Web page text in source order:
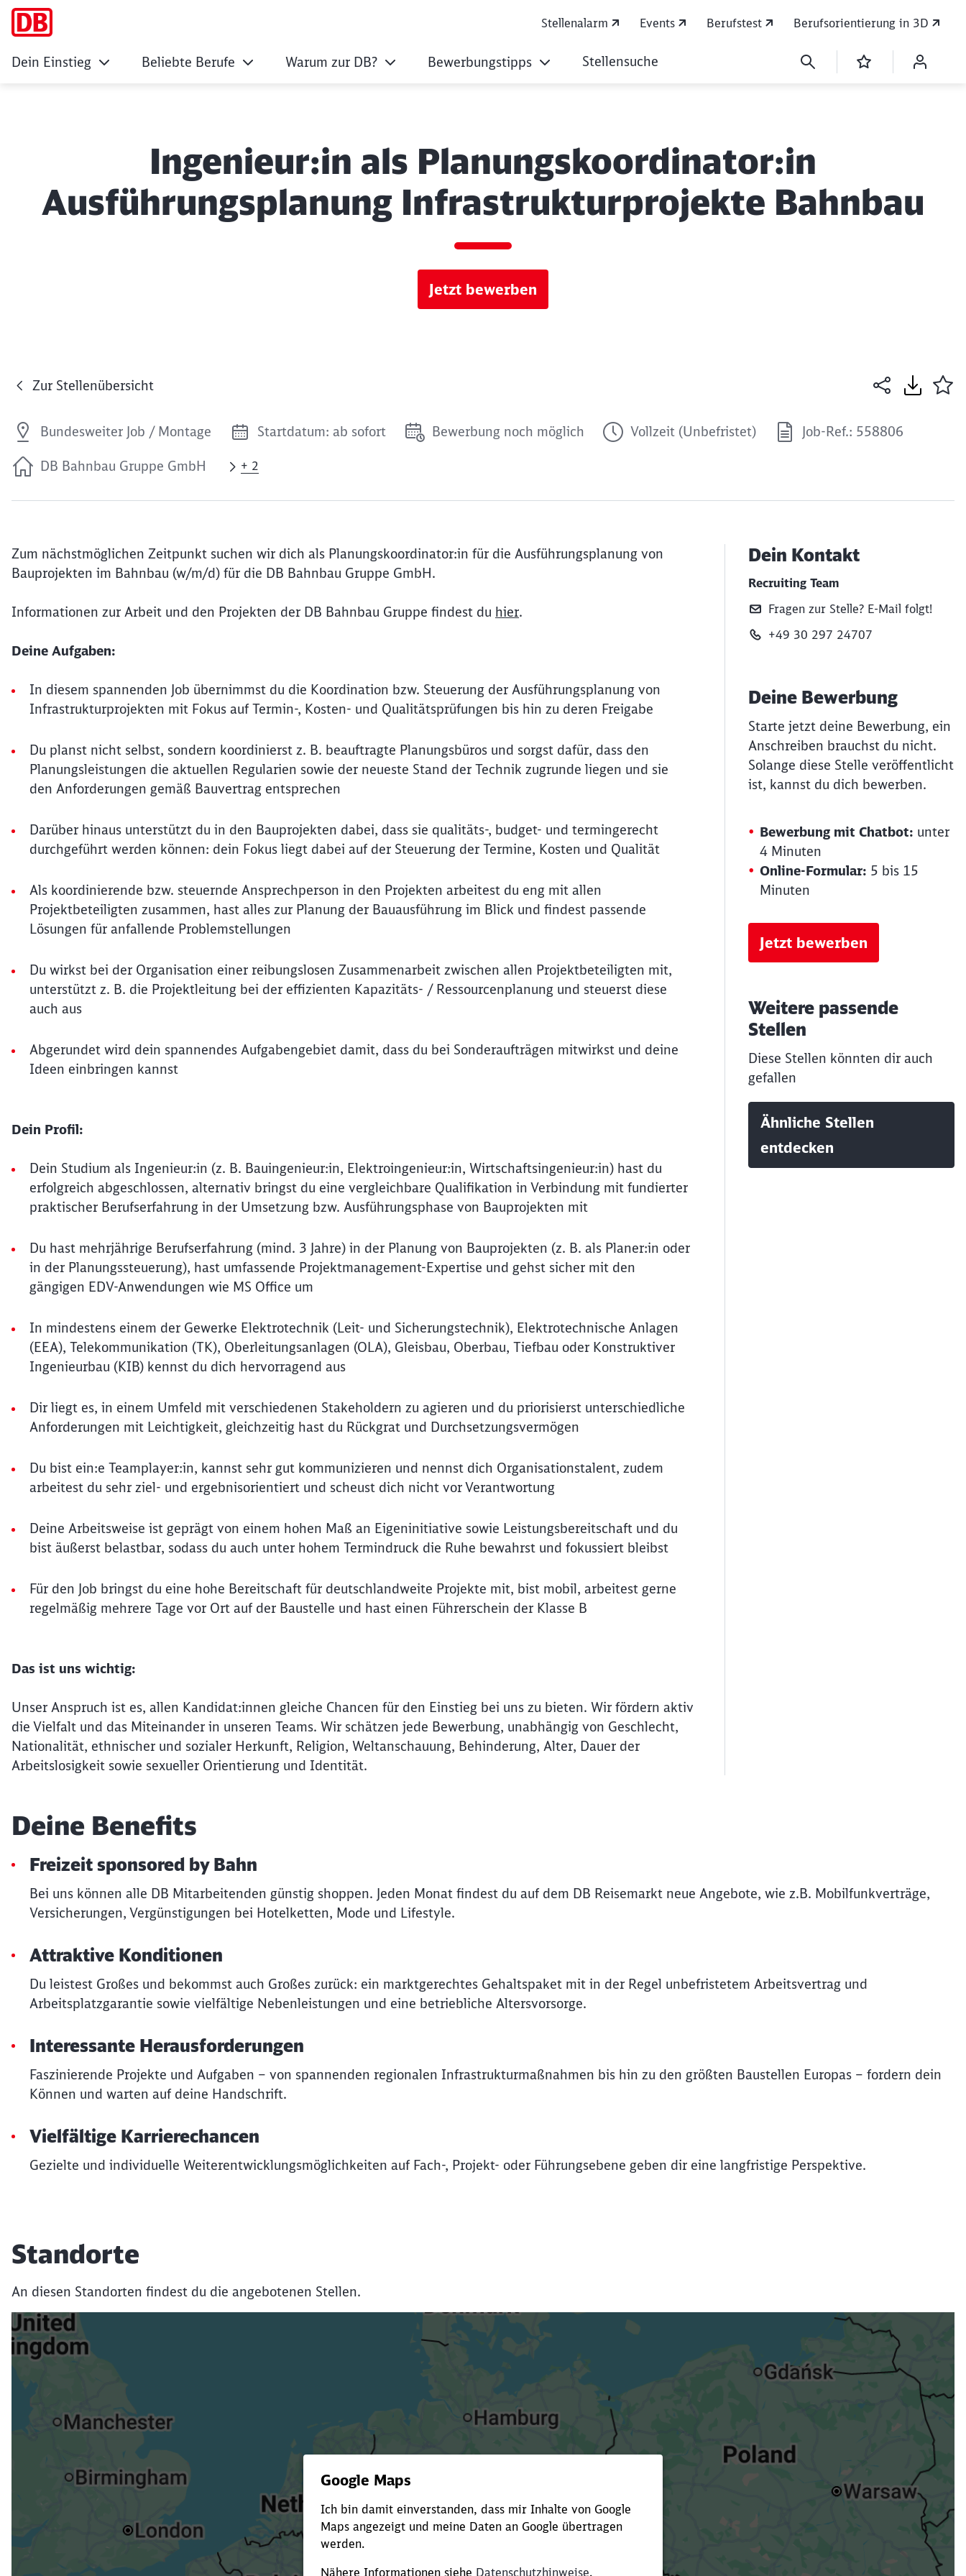
Stellenalarm Events Berufstest Berufsorientierung in 3D
Dein Einstieg Beliebte Berufe Warum zur DB? Bewerbungstipps Stellensuche
Ingenieur:in als Planungskoordinator:in
Ausführungsplanung Infrastrukturprojekte Bahnbau
Jetzt bewerben
Zur Stellenübersicht
Bundesweiter Job / Montage Startdatum: ab sofort Bewerbung noch möglich Vollzeit (Unbefristet) Job-Ref.: 558806
DB Bahnbau Gruppe GmbH + 2
Zum nächstmöglichen Zeitpunkt suchen wir dich als Planungskoordinator:in für die Ausführungsplanung von
Bauprojekten im Bahnbau (w/m/d) für die DB Bahnbau Gruppe GmbH.
Informationen zur Arbeit und den Projekten der DB Bahnbau Gruppe findest du hier.
Deine Aufgaben:
In diesem spannenden Job übernimmst du die Koordination bzw. Steuerung der Ausführungsplanung von
Infrastrukturprojekten mit Fokus auf Termin-, Kosten- und Qualitätsprüfungen bis hin zu deren Freigabe
Du planst nicht selbst, sondern koordinierst z. B. beauftragte Planungsbüros und sorgst dafür, dass den
Planungsleistungen die aktuellen Regularien sowie der neueste Stand der Technik zugrunde liegen und sie
den Anforderungen gemäß Bauvertrag entsprechen
Darüber hinaus unterstützt du in den Bauprojekten dabei, dass sie qualitäts-, budget- und termingerecht
durchgeführt werden können: dein Fokus liegt dabei auf der Steuerung der Termine, Kosten und Qualität
Als koordinierende bzw. steuernde Ansprechperson in den Projekten arbeitest du eng mit allen
Projektbeteiligten zusammen, hast alles zur Planung der Bauausführung im Blick und findest passende
Lösungen für anfallende Problemstellungen
Du wirkst bei der Organisation einer reibungslosen Zusammenarbeit zwischen allen Projektbeteiligten mit,
unterstützt z. B. die Projektleitung bei der effizienten Kapazitäts- / Ressourcenplanung und steuerst diese
auch aus
Abgerundet wird dein spannendes Aufgabengebiet damit, dass du bei Sonderaufträgen mitwirkst und deine
Ideen einbringen kannst
Dein Profil:
Dein Studium als Ingenieur:in (z. B. Bauingenieur:in, Elektroingenieur:in, Wirtschaftsingenieur:in) hast du
erfolgreich abgeschlossen, alternativ bringst du eine vergleichbare Qualifikation in Verbindung mit fundierter
praktischer Berufserfahrung in der Umsetzung bzw. Ausführungsphase von Bauprojekten mit
Du hast mehrjährige Berufserfahrung (mind. 3 Jahre) in der Planung von Bauprojekten (z. B. als Planer:in oder
in der Planungssteuerung), hast umfassende Projektmanagement-Expertise und gehst sicher mit den
gängigen EDV-Anwendungen wie MS Office um
In mindestens einem der Gewerke Elektrotechnik (Leit- und Sicherungstechnik), Elektrotechnische Anlagen
(EEA), Telekommunikation (TK), Oberleitungsanlagen (OLA), Gleisbau, Oberbau, Tiefbau oder Konstruktiver
Ingenieurbau (KIB) kennst du dich hervorragend aus
Dir liegt es, in einem Umfeld mit verschiedenen Stakeholdern zu agieren und du priorisierst unterschiedliche
Anforderungen mit Leichtigkeit, gleichzeitig hast du Rückgrat und Durchsetzungsvermögen
Du bist ein:e Teamplayer:in, kannst sehr gut kommunizieren und nennst dich Organisationstalent, zudem
arbeitest du sehr ziel- und ergebnisorientiert und scheust dich nicht vor Verantwortung
Deine Arbeitsweise ist geprägt von einem hohen Maß an Eigeninitiative sowie Leistungsbereitschaft und du
bist äußerst belastbar, sodass du auch unter hohem Termindruck die Ruhe bewahrst und fokussiert bleibst
Für den Job bringst du eine hohe Bereitschaft für deutschlandweite Projekte mit, bist mobil, arbeitest gerne
regelmäßig mehrere Tage vor Ort auf der Baustelle und hast einen Führerschein der Klasse B
Das ist uns wichtig:
Unser Anspruch ist es, allen Kandidat:innen gleiche Chancen für den Einstieg bei uns zu bieten. Wir fördern aktiv
die Vielfalt und das Miteinander in unseren Teams. Wir schätzen jede Bewerbung, unabhängig von Geschlecht,
Nationalität, ethnischer und sozialer Herkunft, Religion, Weltanschauung, Behinderung, Alter, Dauer der
Arbeitslosigkeit sowie sexueller Orientierung und Identität.
Dein Kontakt
Recruiting Team
Fragen zur Stelle? E‑Mail folgt!
+49 30 297 24707
Deine Bewerbung
Starte jetzt deine Bewerbung, ein
Anschreiben brauchst du nicht.
Solange diese Stelle veröffentlicht
ist, kannst du dich bewerben.
Bewerbung mit Chatbot: unter
4 Minuten
Online-Formular: 5 bis 15
Minuten
Jetzt bewerben
Weitere passende
Stellen
Diese Stellen könnten dir auch
gefallen
Ähnliche Stellen
entdecken
Deine Benefits
Freizeit sponsored by Bahn
Bei uns können alle DB Mitarbeitenden günstig shoppen. Jeden Monat findest du auf dem DB Reisemarkt neue Angebote, wie z.B. Mobilfunkverträge,
Versicherungen, Vergünstigungen bei Hotelketten, Mode und Lifestyle.
Attraktive Konditionen
Du leistest Großes und bekommst auch Großes zurück: ein marktgerechtes Gehaltspaket mit in der Regel unbefristetem Arbeitsvertrag und
Arbeitsplatzgarantie sowie vielfältige Nebenleistungen und eine betriebliche Altersvorsorge.
Interessante Herausforderungen
Faszinierende Projekte und Aufgaben – von spannenden regionalen Infrastrukturmaßnahmen bis hin zu den größten Baustellen Europas – fordern dein
Können und warten auf deine Handschrift.
Vielfältige Karrierechancen
Gezielte und individuelle Weiterentwicklungsmöglichkeiten auf Fach-, Projekt- oder Führungsebene geben dir eine langfristige Perspektive.
Standorte
An diesen Standorten findest du die angebotenen Stellen.
Es dauert dir zu lange?
Möchten Sie zu weitergeleitet werden?